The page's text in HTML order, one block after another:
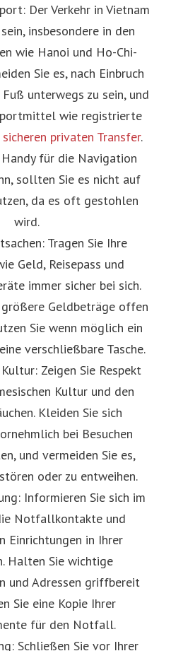
Der Verkehr in Vietnam
insbesondere in den
wie Hanoi und Ho-Chi-
Sie es, nach Einbruch
unterwegs zu sein, und
wie registrierte
sicheren privaten Transfer.
für die Navigation
sollten Sie es nicht auf
da es oft gestohlen
wird.
Tragen Sie Ihre
Geld, Reisepass und
immer sicher bei sich.
größere Geldbeträge offen
Sie wenn möglich ein
verschließbare Tasche.
Zeigen Sie Respekt
Kultur und den
Kleiden Sie sich
bei Besuchen
und vermeiden Sie es,
oder zu entweihen.
Informieren Sie sich im
Notfallkontakte und
Einrichtungen in Ihrer
Halten Sie wichtige
und Adressen griffbereit
Sie eine Kopie Ihrer
für den Notfall.
Schließen Sie vor Ihrer